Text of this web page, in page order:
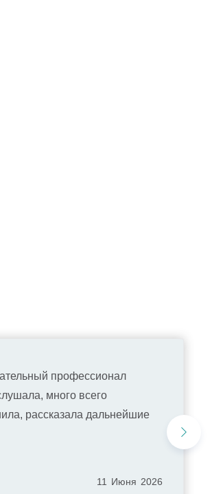
профессионал
много всего
рассказала дальнейшие
11 Июня 2026